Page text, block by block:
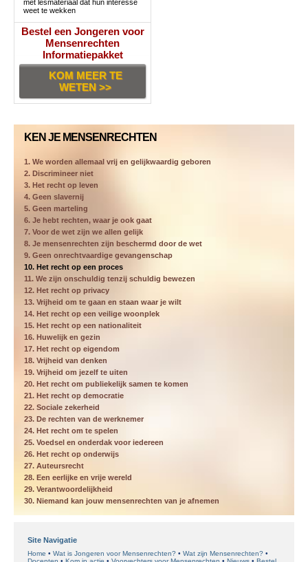
met lesmateriaal dat hun interesse
weet te wekken
Bestel een Jongeren voor
Mensenrechten
Informatiepakket
KOM MEER TE
WETEN >>
KEN JE MENSENRECHTEN
1. We worden allemaal vrij en gelijkwaardig geboren
2. Discrimineer niet
3. Het recht op leven
4. Geen slavernij
5. Geen marteling
6. Je hebt rechten, waar je ook gaat
7. Voor de wet zijn we allen gelijk
8. Je mensenrechten zijn beschermd door de wet
9. Geen onrechtvaardige gevangenschap
10. Het recht op een proces
11. We zijn onschuldig tenzij schuldig bewezen
12. Het recht op privacy
13. Vrijheid om te gaan en staan waar je wilt
14. Het recht op een veilige woonplek
15. Het recht op een nationaliteit
16. Huwelijk en gezin
17. Het recht op eigendom
18. Vrijheid van denken
19. Vrijheid om jezelf te uiten
20. Het recht om publiekelijk samen te komen
21. Het recht op democratie
22. Sociale zekerheid
23. De rechten van de werknemer
24. Het recht om te spelen
25. Voedsel en onderdak voor iedereen
26. Het recht op onderwijs
27. Auteursrecht
28. Een eerlijke en vrije wereld
29. Verantwoordelijkheid
30. Niemand kan jouw mensenrechten van je afnemen
Site Navigatie
Home Wat is Jongeren voor Mensenrechten?
Wat zijn Mensenrechten?